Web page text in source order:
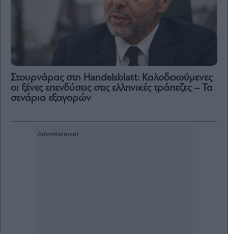
Στουρνάρας στη Handelsblatt: Καλοδεχούμενες
οι ξένες επενδύσεις στις ελληνικές τράπεζες – Τα
σενάρια εξαγορών